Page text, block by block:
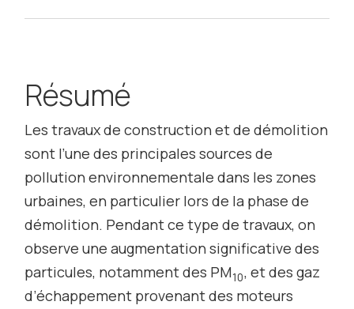
Résumé
Les travaux de construction et de démolition
sont l’une des principales sources de
pollution environnementale dans les zones
urbaines, en particulier lors de la phase de
démolition. Pendant ce type de travaux, on
observe une augmentation significative des
particules, notamment des PM10, et des gaz
d’échappement provenant des moteurs